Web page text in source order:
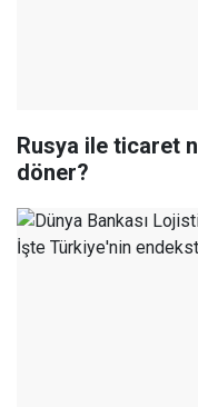
Rusya ile ticaret
döner?